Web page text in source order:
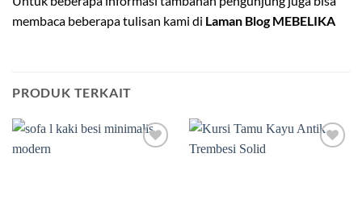
membaca beberapa tulisan kami di Laman Blog MEBELIKA
PRODUK TERKAIT